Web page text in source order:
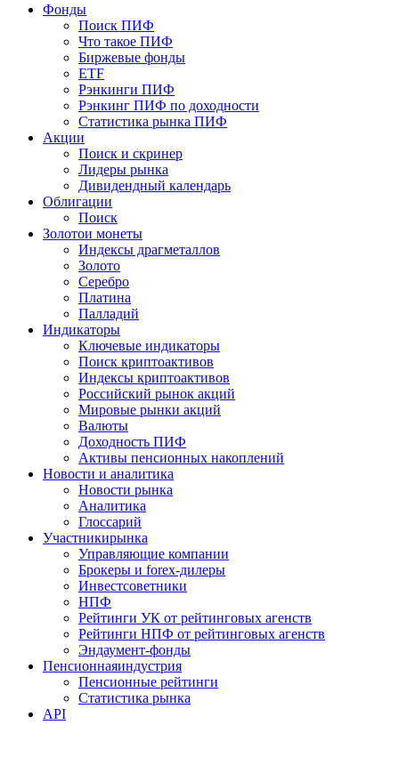
Фонды
Поиск ПИФ
Что такое ПИФ
Биржевые фонды
ETF
Рэнкинги ПИФ
Рэнкинг ПИФ по доходности
Статистика рынка ПИФ
Акции
Поиск и скринер
Лидеры рынка
Дивидендный календарь
Облигации
Поиск
Золотои монеты
Индексы драгметаллов
Золото
Серебро
Платина
Палладий
Индикаторы
Ключевые индикаторы
Поиск криптоактивов
Индексы криптоактивов
Российский рынок акций
Мировые рынки акций
Валюты
Доходность ПИФ
Активы пенсионных накоплений
Новости и аналитика
Новости рынка
Аналитика
Глоссарий
Участникирынка
Управляющие компании
Брокеры и forex-дилеры
Инвестсоветники
НПФ
Рейтинги УК от рейтинговых агенств
Рейтинги НПФ от рейтинговых агенств
Эндаумент-фонды
Пенсионнаяиндустрия
Пенсионные рейтинги
Статистика рынка
API